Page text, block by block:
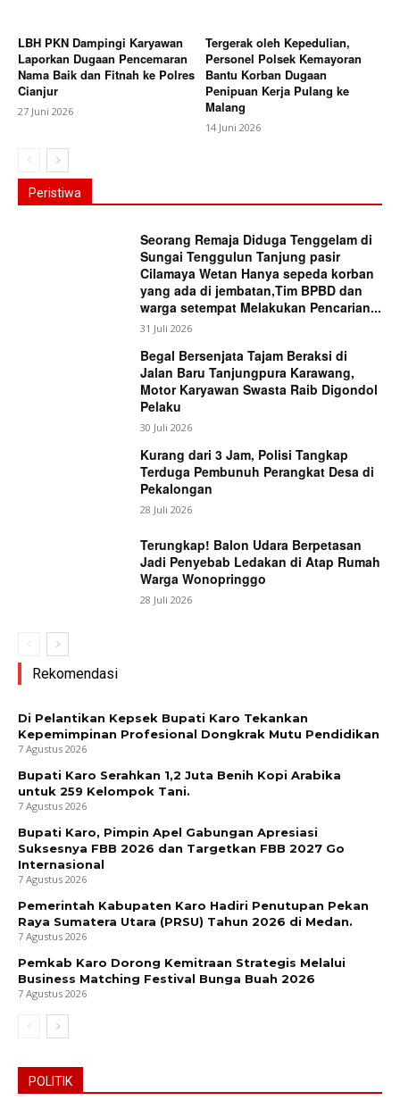
LBH PKN Dampingi Karyawan
Laporkan Dugaan Pencemaran
Nama Baik dan Fitnah ke Polres
Cianjur
27 Juni 2026
Tergerak oleh Kepedulian,
Personel Polsek Kemayoran
Bantu Korban Dugaan
Penipuan Kerja Pulang ke
Malang
14 Juni 2026
Peristiwa
Seorang Remaja Diduga Tenggelam di
Sungai Tenggulun Tanjung pasir
Cilamaya Wetan Hanya sepeda korban
yang ada di jembatan,Tim BPBD dan
warga setempat Melakukan Pencarian...
31 Juli 2026
Begal Bersenjata Tajam Beraksi di
Jalan Baru Tanjungpura Karawang,
Motor Karyawan Swasta Raib Digondol
Pelaku
30 Juli 2026
Kurang dari 3 Jam, Polisi Tangkap
Terduga Pembunuh Perangkat Desa di
Pekalongan
28 Juli 2026
Terungkap! Balon Udara Berpetasan
Jadi Penyebab Ledakan di Atap Rumah
Warga Wonopringgo
28 Juli 2026
Rekomendasi
Di Pelantikan Kepsek Bupati Karo Tekankan
Kepemimpinan Profesional Dongkrak Mutu Pendidikan
7 Agustus 2026
Bupati Karo Serahkan 1,2 Juta Benih Kopi Arabika
untuk 259 Kelompok Tani.
7 Agustus 2026
Bupati Karo, Pimpin Apel Gabungan Apresiasi
Suksesnya FBB 2026 dan Targetkan FBB 2027 Go
Internasional
7 Agustus 2026
Pemerintah Kabupaten Karo Hadiri Penutupan Pekan
Raya Sumatera Utara (PRSU) Tahun 2026 di Medan.
7 Agustus 2026
Pemkab Karo Dorong Kemitraan Strategis Melalui
Business Matching Festival Bunga Buah 2026
7 Agustus 2026
POLITIK